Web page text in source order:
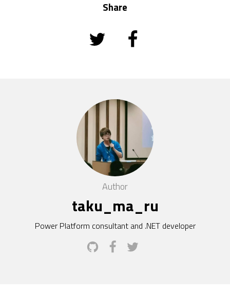
Share
Author
taku_ma_ru
Power Platform consultant and .NET developer